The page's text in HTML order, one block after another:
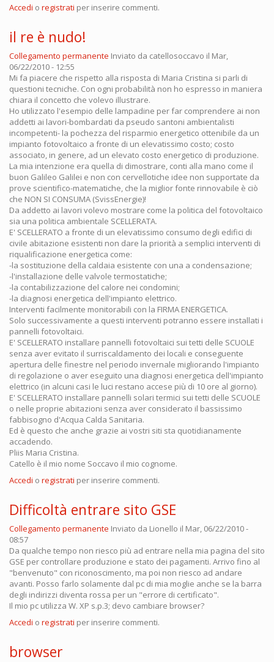
Accedi o registrati per inserire commenti.
il re è nudo!
Collegamento permanente Inviato da catellosoccavo il Mar,
06/22/2010 - 12:55
Mi fa piacere che rispetto alla risposta di Maria Cristina si parli di
questioni tecniche. Con ogni probabilità non ho espresso in maniera
chiara il concetto che volevo illustrare.
Ho utilizzato l'esempio delle lampadine per far comprendere ai non
addetti ai lavori-bombardati da pseudo santoni ambientalisti
incompetenti- la pochezza del risparmio energetico ottenibile da un
impianto fotovoltaico a fronte di un elevatissimo costo; costo
associato, in genere, ad un elevato costo energetico di produzione.
La mia intenzione era quella di dimostrare, conti alla mano come il
buon Galileo Galilei e non con cervellotiche idee non supportate da
prove scientifico-matematiche, che la miglior fonte rinnovabile è ciò
che NON SI CONSUMA (SvissEnergie)!
Da addetto ai lavori volevo mostrare come la politica del fotovoltaico
sia una politica ambientale SCELLERATA.
E' SCELLERATO a fronte di un elevatissimo consumo degli edifici di
civile abitazione esistenti non dare la priorità a semplici interventi di
riqualificazione energetica come:
-la sostituzione della caldaia esistente con una a condensazione;
-l'installazione delle valvole termostatiche;
-la contabilizzazione del calore nei condomini;
-la diagnosi energetica dell'impianto elettrico.
Interventi facilmente monitorabili con la FIRMA ENERGETICA.
Solo successivamente a questi interventi potranno essere installati i
pannelli fotovoltaici.
E' SCELLERATO installare pannelli fotovoltaici sui tetti delle SCUOLE
senza aver evitato il surriscaldamento dei locali e conseguente
apertura delle finestre nel periodo invernale migliorando l'impianto
di regolazione o aver eseguito una diagnosi energetica dell'impianto
elettrico (in alcuni casi le luci restano accese più di 10 ore al giorno).
E' SCELLERATO installare pannelli solari termici sui tetti delle SCUOLE
o nelle proprie abitazioni senza aver considerato il bassissimo
fabbisogno d'Acqua Calda Sanitaria.
Ed è questo che anche grazie ai vostri siti sta quotidianamente
accadendo.
Pliis Maria Cristina.
Catello è il mio nome Soccavo il mio cognome.
Accedi o registrati per inserire commenti.
Difficoltà entrare sito GSE
Collegamento permanente Inviato da Lionello il Mar, 06/22/2010 -
08:57
Da qualche tempo non riesco più ad entrare nella mia pagina del sito
GSE per controllare produzione e stato dei pagamenti. Arrivo fino al
"benvenuto" con riconoscimento, ma poi non riesco ad andare
avanti. Posso farlo solamente dal pc di mia moglie anche se la barra
degli indirizzi diventa rossa per un "errore di certificato".
Il mio pc utilizza W. XP s.p.3; devo cambiare browser?
Accedi o registrati per inserire commenti.
browser